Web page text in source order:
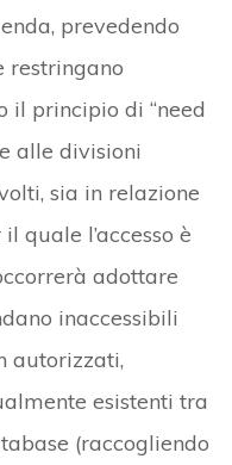
prevedendo
restringano
il principio di “need
alle divisioni
sia in relazione
quale l’accesso è
adottare
inaccessibili
autorizzati,
esistenti tra
(raccogliendo